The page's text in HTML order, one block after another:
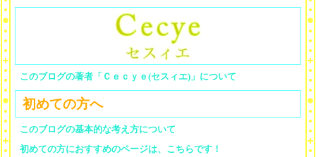
このブログの著者「Ｃｅｃｙｅ(セスィエ)」について
初めての方へ
このブログの基本的な考え方について
初めての方におすすめのページは、こちらです！